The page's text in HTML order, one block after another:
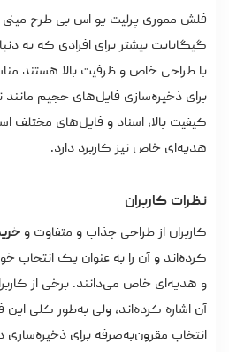
گیگابایت بیشتر برای افرادی که به
با طراحی خاص و ظرفیت بالا هستند
برای ذخیره‌سازی فایل‌های حجیم مانند
کیفیت بالا، اسناد و فایل‌های مختلف
هدیه‌ای خاص نیز کاربرد دارد.
نظرات کاربران
کاربران از طراحی جذاب و متفاوت و
کرده‌اند و آن را به عنوان یک انتخاب
و هدیه‌ای خاص می‌دانند. برخی از
آن اشاره کرده‌اند، ولی به‌طور کلی
انتخاب مقرون‌به‌صرفه برای